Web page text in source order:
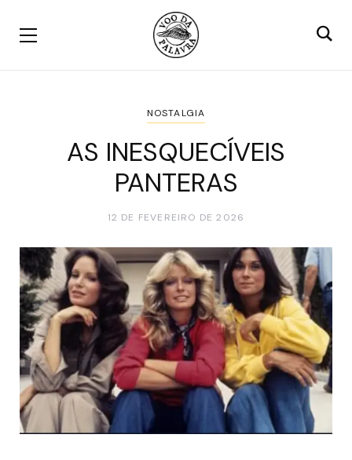
NOSTALGIA
AS INESQUECÍVEIS
PANTERAS
12 DE FEVEREIRO DE 2026